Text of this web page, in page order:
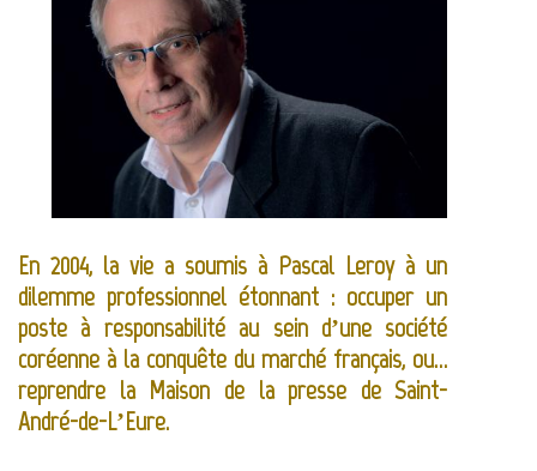
En 2004, la vie a soumis à Pascal Leroy à un
dilemme professionnel étonnant : occuper un
poste à responsabilité au sein d’une société
coréenne à la conquête du marché français, ou…
reprendre la Maison de la presse de Saint-
André-de-L’Eure.